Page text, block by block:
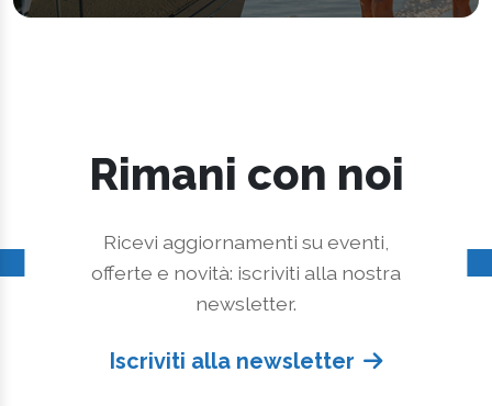
Rimani con noi
Ricevi aggiornamenti su eventi,
offerte e novità: iscriviti alla nostra
newsletter.
Iscriviti alla newsletter